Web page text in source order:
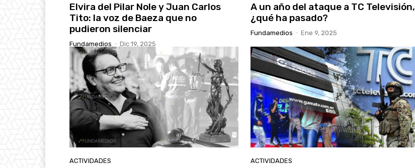
Elvira del Pilar Nole y Juan Carlos
Tito: la voz de Baeza que no
pudieron silenciar
Fundamedios - Dic 19, 2025
A un año del ataque a TC Televisión,
¿qué ha pasado?
Fundamedios - Ene 9, 2025
ACTIVIDADES ACTIVIDADES